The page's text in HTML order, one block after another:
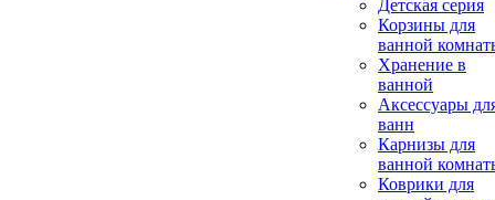
Детская серия
Корзины для
ванной
Хранение в
ванной
Аксессуары
ванн
Карнизы для
ванной
Коврики для